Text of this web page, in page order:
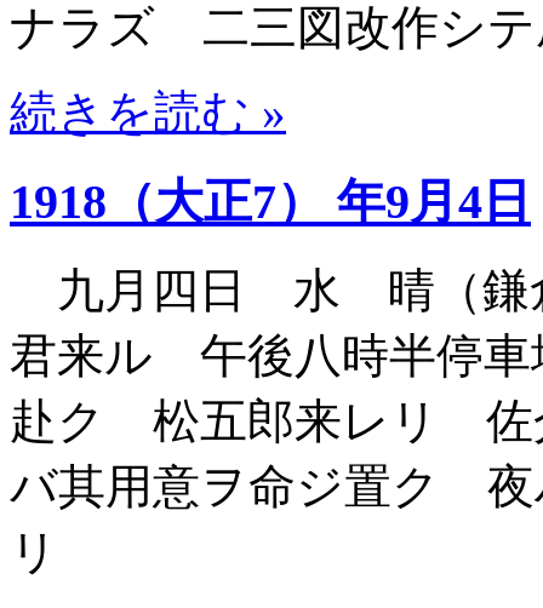
ナラズ 二三図改作シテ
続きを読む »
1918（大正7） 年9月4日
九月四日 水 晴（鎌
君来ル 午後八時半停
赴ク 松五郎来レリ 佐
バ其用意ヲ命ジ置ク 夜
リ